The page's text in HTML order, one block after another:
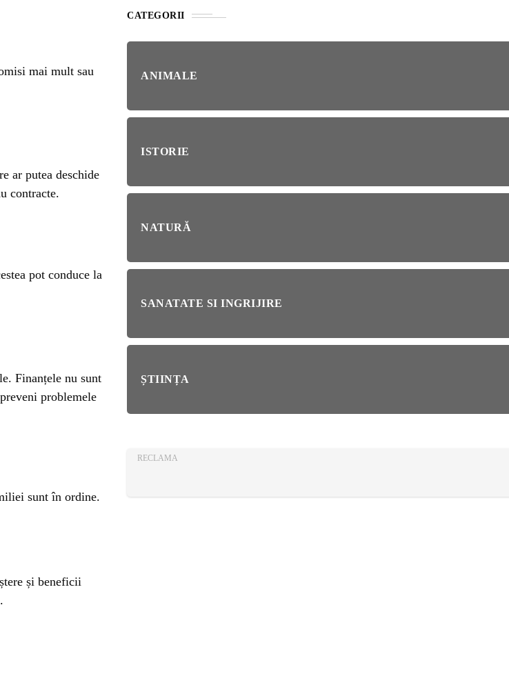
mai mult sau
ar putea deschide
contracte.
pot conduce la
Finanțele nu sunt
problemele
sunt în ordine.
și beneficii
CATEGORII
ANIMALE
ISTORIE
NATURĂ
SANATATE SI INGRIJIRE
ȘTIINȚA
RECLAMA
Mit sau Realitate?
Seriale turcesti:Top 5 cele mai
Espressor paduri Senseo
blocat?Afla cum îl poti
Ai simțit vreodată deja-vu?